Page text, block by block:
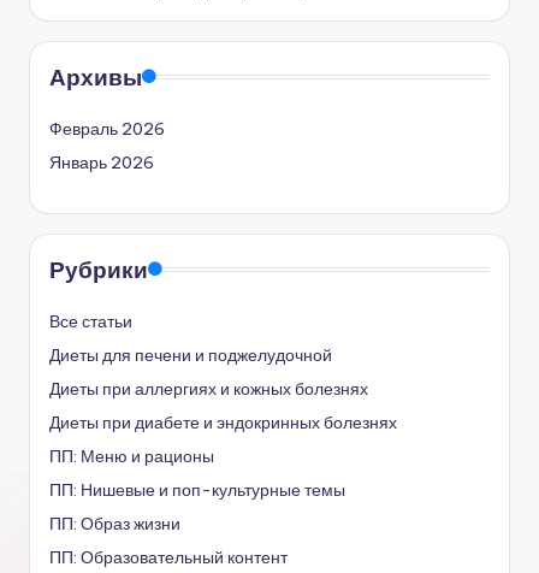
Архивы
Февраль 2026
Январь 2026
Рубрики
Все статьи
Диеты для печени и поджелудочной
Диеты при аллергиях и кожных болезнях
Диеты при диабете и эндокринных болезнях
ПП: Меню и рационы
ПП: Нишевые и поп-культурные темы
ПП: Образ жизни
ПП: Образовательный контент